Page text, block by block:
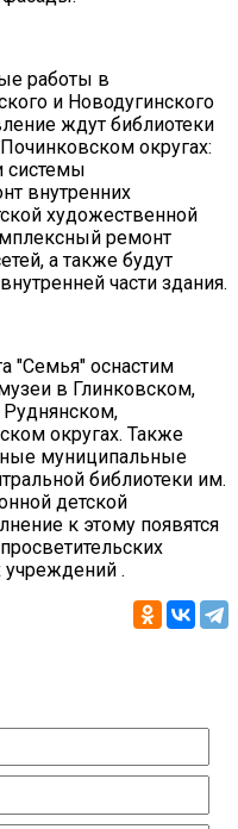
работы в
и Новодугинского
ждут библиотеки
округах:
системы
внутренних
художественной
ремонт
а также будут
части здания.
"Семья" оснастим
в Глинковском,
округах. Также
муниципальные
библиотеки им.
детской
к этому появятся
.